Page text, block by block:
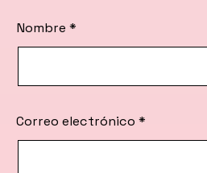
Nombre *
Correo electrónico *